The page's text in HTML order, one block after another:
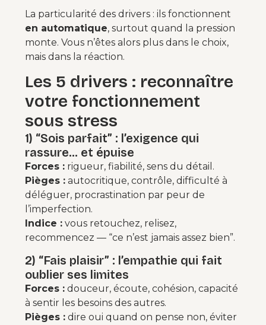
La particularité des drivers : ils fonctionnent
en automatique, surtout quand la pression
monte. Vous n’êtes alors plus dans le choix,
mais dans la réaction.
Les 5 drivers : reconnaître
votre fonctionnement
sous stress
1) “Sois parfait” : l’exigence qui
rassure… et épuise
Forces : rigueur, fiabilité, sens du détail.
Pièges : autocritique, contrôle, difficulté à
déléguer, procrastination par peur de
l’imperfection.
Indice : vous retouchez, relisez,
recommencez — “ce n’est jamais assez bien”.
2) “Fais plaisir” : l’empathie qui fait
oublier ses limites
Forces : douceur, écoute, cohésion, capacité
à sentir les besoins des autres.
Pièges : dire oui quand on pense non, éviter